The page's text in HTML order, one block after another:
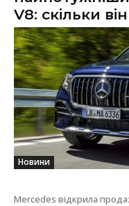
V8: скільки
Новини
Mercedes відкрила